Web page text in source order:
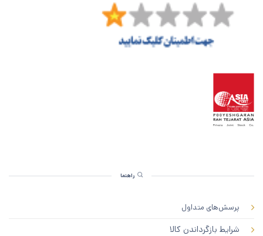
راهنما
پرسش‌های متداول
شرایط بازگرداندن کالا